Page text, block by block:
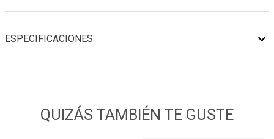
ESPECIFICACIONES
QUIZÁS TAMBIÉN TE GUSTE